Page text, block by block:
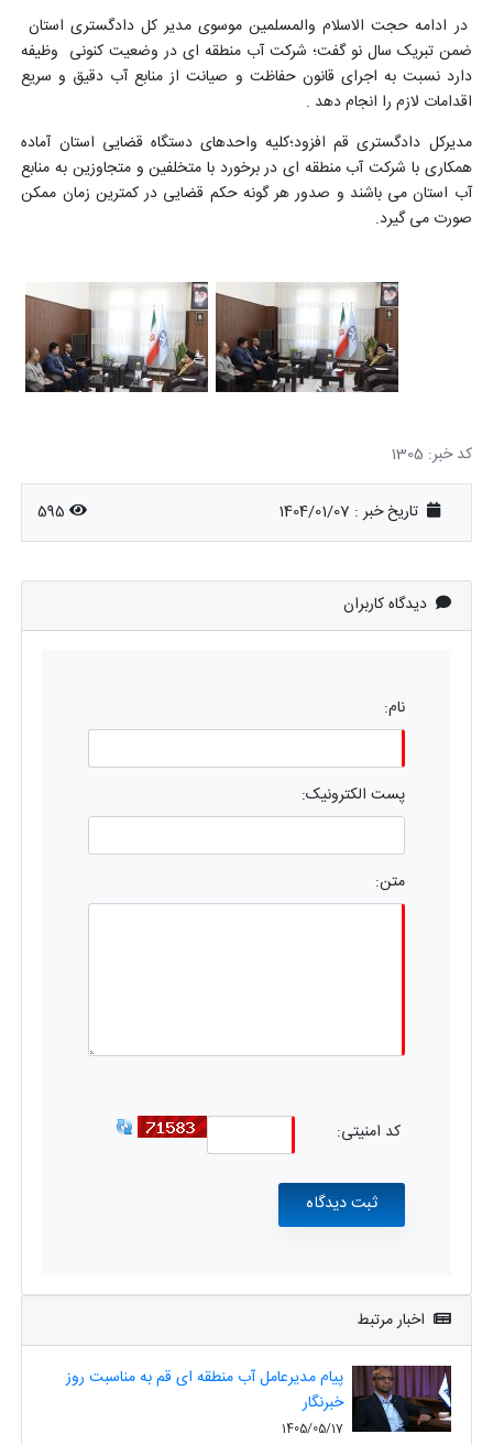
در ادامه حجت الاسلام والمسلمین موسوی مدیر کل دادگستری استان
ضمن تبریک سال نو گفت؛ شرکت آب منطقه ای در وضعیت کنونی وظیفه
دارد نسبت به اجرای قانون حفاظت و صیانت از منابع آب دقیق و سریع
اقدامات لازم را انجام دهد .
مدیرکل دادگستری قم افزود؛کلیه واحدهای دستگاه قضایی استان آماده
همکاری با شرکت آب منطقه ای در برخورد با متخلفین و متجاوزین به منابع
آب استان می باشند و صدور هر گونه حکم قضایی در کمترین زمان ممکن
صورت می گیرد.
کد خبر: 1305
تاریخ خبر : 1404/01/07 595
دیدگاه کاربران
نام:
پست الکترونیک:
متن:
کد امنیتی:
اخبار مرتبط
پیام مدیرعامل آب منطقه ای قم به مناسبت روز
خبرنگار
1405/05/17